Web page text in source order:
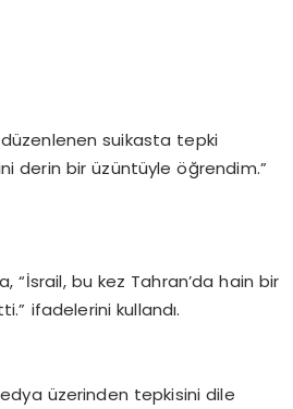
suikasta tepki
derin bir üzüntüyle öğrendim.”
“İsrail, bu kez Tahran’da hain bir
ifadelerini kullandı.
üzerinden tepkisini dile